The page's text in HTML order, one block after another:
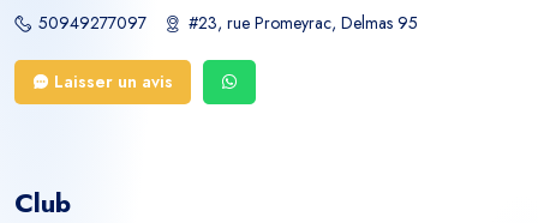
— un engagement que peu de nos concurrents proposent. Nos produits
phares Souris sans fil, mini-projecteurs, lampes et manettes Bluetooth : les
articles dont nous sommes le plus fiers, pour leur qualité et leur praticité
50949277097 #23, rue Promeyrac, Delmas 95
Laisser un avis
Club